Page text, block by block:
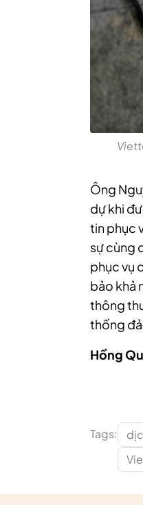
Ông
dự khi
tin phục
sự cùng
phục vụ
bảo khả
thông
thống
Hồng
Tags: